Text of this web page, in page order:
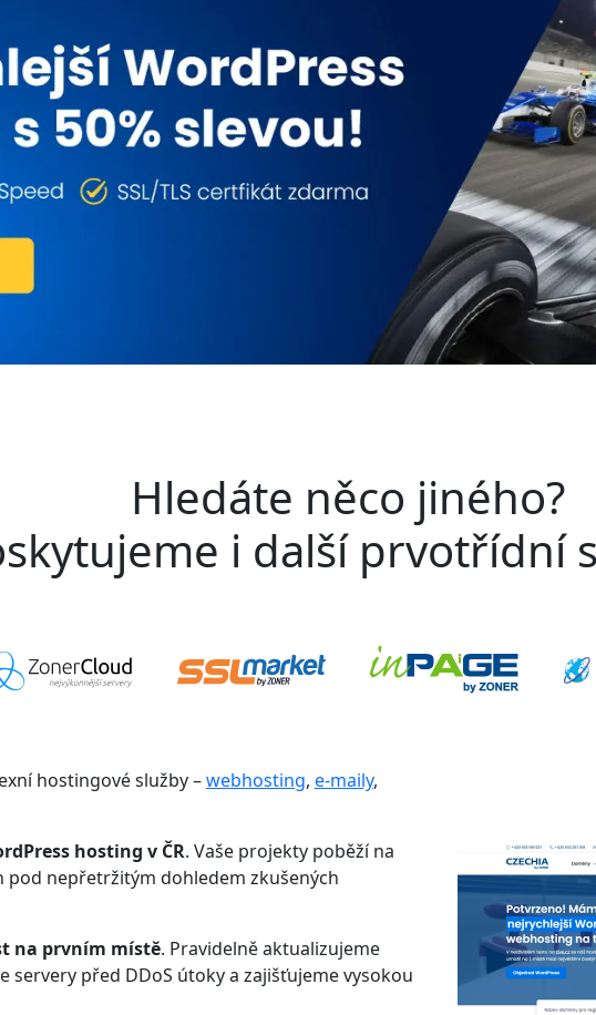
Hledáte něco jiného?
i další prvotřídní
hostingové služby –webhosting, e-maily,
hosting v ČR. Vaše projekty poběží na
pod nepřetržitým dohledem zkušených
na prvním místě. Pravidelně aktualizujeme
servery před DDoS útoky a zajišťujeme vysokou